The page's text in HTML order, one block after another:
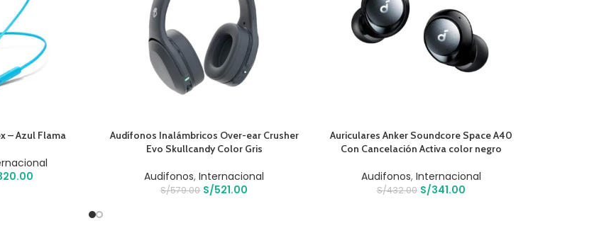
– Azul Flama AÑADIR AL CARRITO
Audífonos Inalámbricos Over-ear Crusher
Evo Skullcandy Color Gris
Audifonos,Internacional
S/579.00 S/521.00
AÑADIR AL CARRITO
Auriculares Anker Soundcore Space A40
Con Cancelación Activa color negro
Audifonos, Internacional
S/432.00 S/341.00